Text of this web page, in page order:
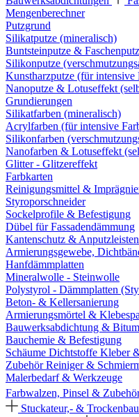
Mengenberechner
Putzgrund
Silikatputze (mineralisch)
Buntsteinputze &
Silikonputze
Kunstharzputze (für intensive
Nanoputze & Lotuseffekt
Grundierungen
Silikatfarben (mineralisch)
Acrylfarben (für intensive
Silikonfarben
Nanofarben & Lotuseffekt
Glitter - Glitzereffekt
Farbkarten
Reinigungsmittel &
Styroporschneider
Sockelprofile & Befestigung
Dübel für Fassadendämmung
Kantenschutz &
Armierungsgewebe,
Hanfdämmplatten
Mineralwolle - Steinwolle
Polystyrol - Dämmplatten
Beton- & Kellersanierung
Armierungsmörtel &
Bauwerksabdichtung &
Bauchemie & Befestigung
Schäume Dichtstoffe Kleber
ZubehörReiniger &
Malerbedarf & Werkzeuge
Farbwalzen, Pinsel &
Stuckateur,- &